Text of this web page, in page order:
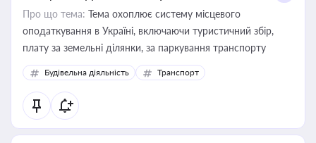
Про що тема: Тема охоплює систему місцевого
оподаткування в Україні, включаючи туристичний збір,
плату за земельні ділянки, за паркування транспорту
Будівельна діяльність Транспорт